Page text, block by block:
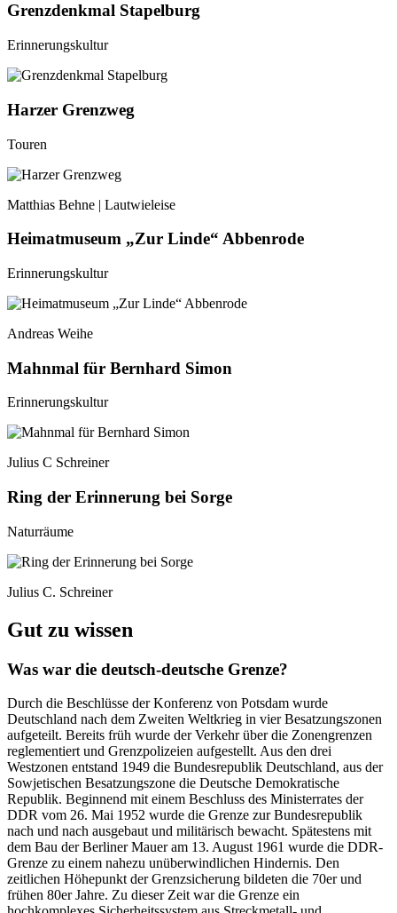
Grenzdenkmal Stapelburg
Erinnerungskultur
Harzer Grenzweg
Touren
Matthias Behne | Lautwieleise
Heimatmuseum „Zur Linde“ Abbenrode
Erinnerungskultur
Andreas Weihe
Mahnmal für Bernhard Simon
Erinnerungskultur
Julius C Schreiner
Ring der Erinnerung bei Sorge
Naturräume
Julius C. Schreiner
Gut zu wissen
Was war die deutsch-deutsche Grenze?
Durch die Beschlüsse der Konferenz von Potsdam wurde
Deutschland nach dem Zweiten Weltkrieg in vier Besatzungszonen
aufgeteilt. Bereits früh wurde der Verkehr über die Zonengrenzen
reglementiert und Grenzpolizeien aufgestellt. Aus den drei
Westzonen entstand 1949 die Bundesrepublik Deutschland, aus der
Sowjetischen Besatzungszone die Deutsche Demokratische
Republik. Beginnend mit einem Beschluss des Ministerrates der
DDR vom 26. Mai 1952 wurde die Grenze zur Bundesrepublik
nach und nach ausgebaut und militärisch bewacht. Spätestens mit
dem Bau der Berliner Mauer am 13. August 1961 wurde die DDR-
Grenze zu einem nahezu unüberwindlichen Hindernis. Den
zeitlichen Höhepunkt der Grenzsicherung bildeten die 70er und
frühen 80er Jahre. Zu dieser Zeit war die Grenze ein